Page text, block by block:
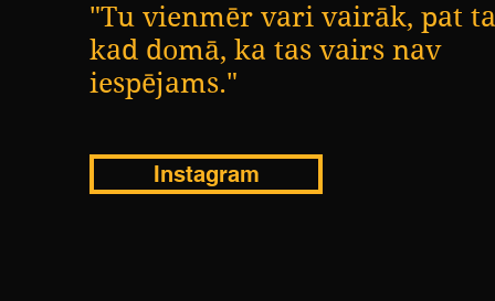
"Tu vienmēr vari vairāk, pat
kad domā, ka tas vairs nav
iespējams."
Instagram